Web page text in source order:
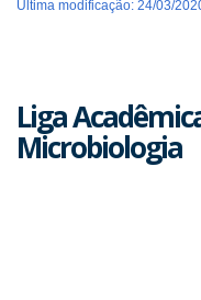
Última modificação: 24/03/
Liga
Microbiologia